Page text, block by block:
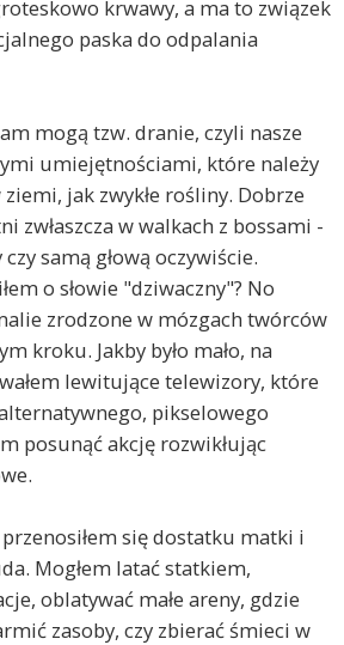
krwawy, a ma to związek
paska do odpalania
mogą tzw. dranie, czyli nasze
umiejętnościami, które należy
jak zwykłe rośliny. Dobrze
zwłaszcza w walkach z bossami -
samą głową oczywiście.
o słowie "dziwaczny"? No
zrodzone w mózgach twórców
kroku. Jakby było mało, na
lewitujące telewizory, które
pikselowego
posunąć akcję rozwikłując
się dostatku matki i
Mogłem latać statkiem,
oblatywać małe areny, gdzie
zasoby, czy zbierać śmieci w